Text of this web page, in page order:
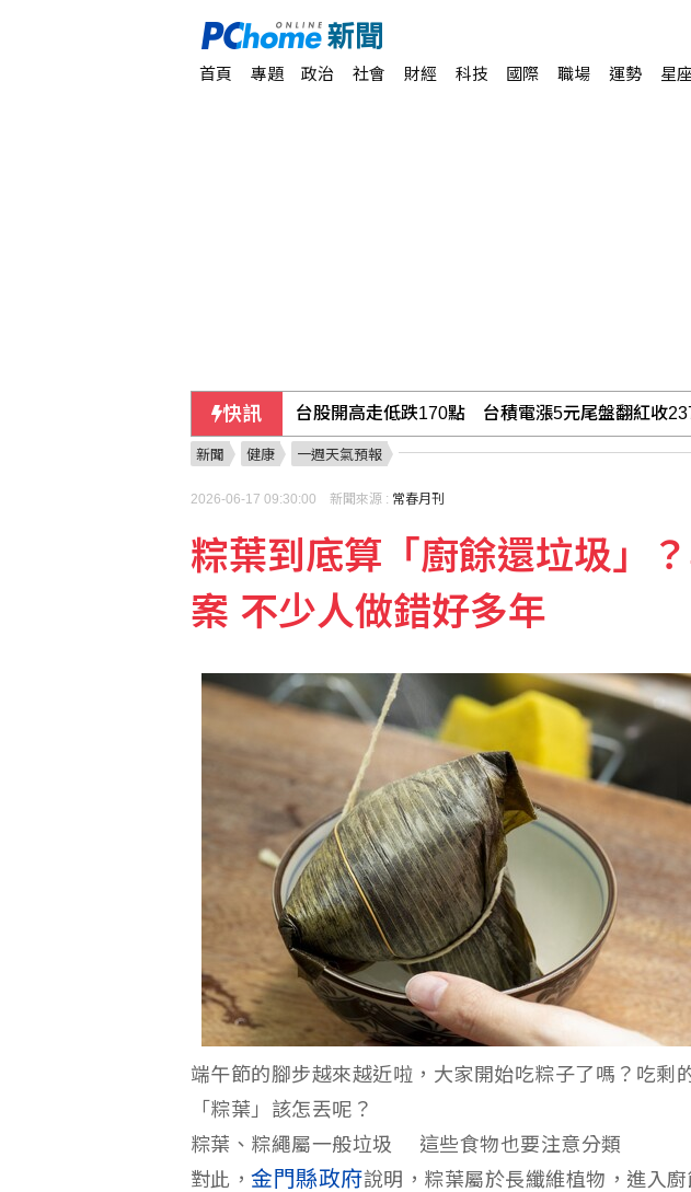
首頁 專題 政治 社會 財經 科技 國際 職場 運勢 星
快訊 採購疫苗遭詐 慈濟委任律師：不排除民事訴訟求
日本指定熊本地震為「激甚災害」 擴大國家重建
台股開高走低跌170點 台積電漲5元尾盤翻紅收
新聞 健康 一週天氣預報
2026-06-17 09:30:00 新聞來源 : 常春月刊
粽葉到底算「廚餘還垃圾」
案 不少人做錯好多年
端午節的腳步越來越近啦，大家開始吃粽子了嗎？吃剩
「粽葉」該怎丟呢？
粽葉、粽繩屬一般垃圾 這些食物也要注意分類
對此， 金門縣政府說明，粽葉屬於長纖維植物，進入